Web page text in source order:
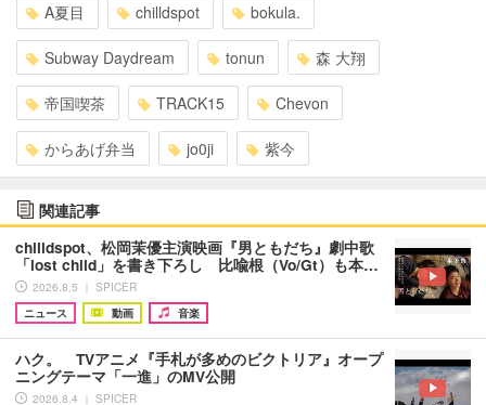
A夏目 chilldspot bokula.
Subway Daydream tonun 森 大翔
帝国喫茶 TRACK15 Chevon
からあげ弁当 jo0ji 紫今
関連記事
chilldspot、松岡茉優主演映画『男ともだち』劇中歌
「lost child」を書き下ろし 比喩根（Vo/Gt）も本…
2026.8.5 ｜ SPICER
ニュース
動画 音楽
ハク。 TVアニメ『手札が多めのビクトリア』オープ
ニングテーマ「一進」のMV公開
2026.8.4 ｜ SPICER